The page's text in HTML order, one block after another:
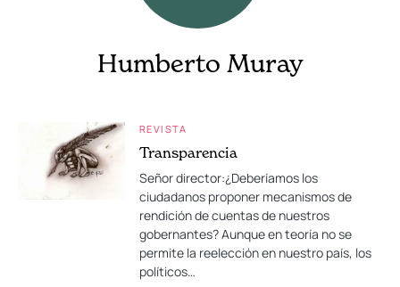
Humberto Muray
REVISTA
Transparencia
Señor director:¿Deberíamos los
ciudadanos proponer mecanismos de
rendición de cuentas de nuestros
gobernantes? Aunque en teoría no se
permite la reelección en nuestro país, los
políticos…